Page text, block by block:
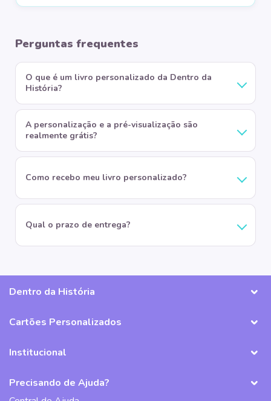
Perguntas frequentes
O que é um livro personalizado da Dentro da
História?
A personalização e a pré-visualização são
realmente grátis?
Como recebo meu livro personalizado?
Qual o prazo de entrega?
Dentro da História
Cartões Personalizados
Institucional
Precisando de Ajuda?